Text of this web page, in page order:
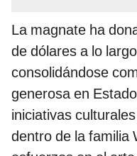
La magnate ha
de dólares a lo
consolidándose
generosa en
iniciativas
dentro de la familia